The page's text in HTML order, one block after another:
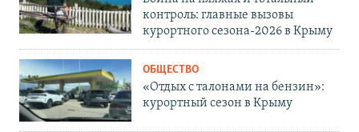
контроль: главные вызовы
курортного сезона-2026 в Крыму
ОБЩЕСТВО
«Отдых с талонами на бензин»:
курортный сезон в Крыму